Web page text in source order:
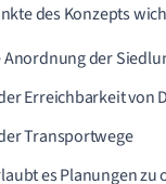
des Konzepts
Anordnung der
Erreichbarkeit von
Transportwege
es Planungen